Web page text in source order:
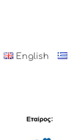
English